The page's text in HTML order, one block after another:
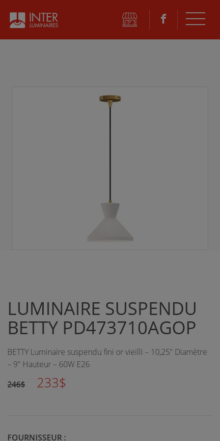
LUMINAIRE SUSPENDU
BETTY PD473710AGOP
BETTY Luminaire suspendu fini or vieilli – 10,25" Diamètre
– 9" Hauteur – 60W E26
246$
233$
FOURNISSEUR :
©2026 Inter Luminaires. Tous droits réservés. Conception Web :: Oktane